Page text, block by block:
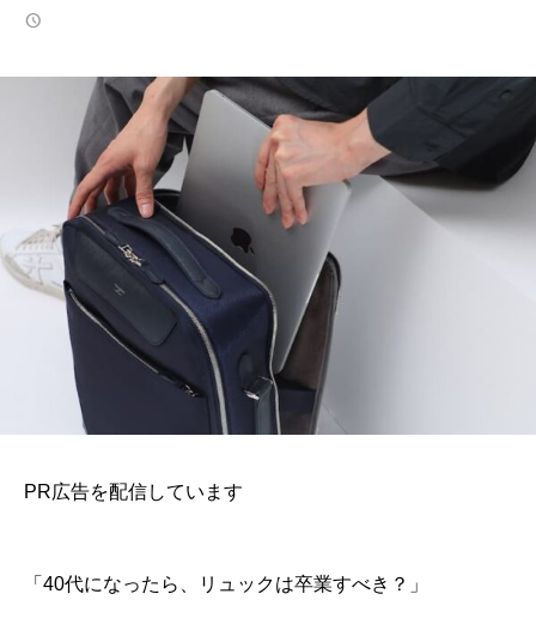
PR広告を配信しています
「40代になったら、リュックは卒業すべき？」